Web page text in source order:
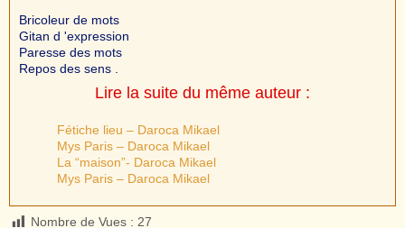
Bricoleur de mots
Gitan d 'expression
Paresse des mots
Repos des sens .
Lire la suite du même auteur :
Fétiche lieu – Daroca Mikael
Mys Paris – Daroca Mikael
La “maison”- Daroca Mikael
Mys Paris – Daroca Mikael
Nombre de Vues : 27